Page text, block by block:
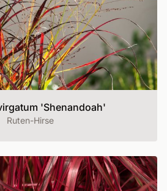
'Shenandoah'
Ruten-Hirse